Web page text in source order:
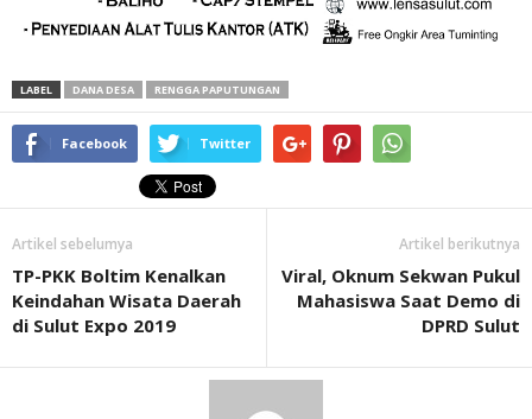
LABEL DANA DESA RENGGA PAPUTUNGAN
Facebook Twitter
Artikel sebelumya
TP-PKK Boltim Kenalkan
Keindahan Wisata Daerah
di Sulut Expo 2019
Artikel berikutnya
Viral, Oknum Sekwan Pukul
Mahasiswa Saat Demo di
DPRD Sulut